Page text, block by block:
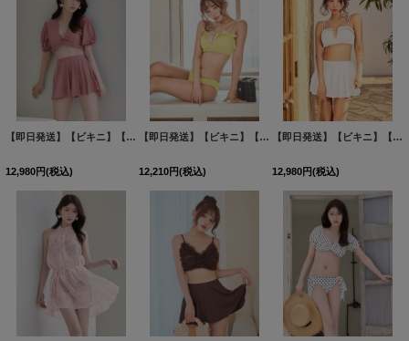
【即日発送】【ビキニ】【水着】羽織＆スカート付き4WAYビキニ 4点セット 4点セット[FB01] [M245dzj-P-26EN-260521]
12,980円(税込)
【即日発送】【ビキニ】【水着】サイドリボンビジュースタッズビキニ 2点セット [FB01]三上悠亜着用
12,210円(税込)
【即日発送】【ビキニ】【水着】ギャザーフリルティアードスカート付きビキニ 3点セット[FB01]三上悠亜着用
12,980円(税込)